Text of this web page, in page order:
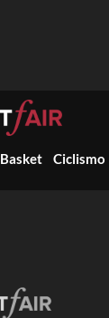
Basket Ciclismo